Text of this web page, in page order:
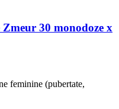
30 monodoze x
feminine (pubertate,